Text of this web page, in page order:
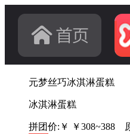
元梦丝巧冰淇淋蛋糕
冰淇淋蛋糕
拼团价:￥ ￥308~388